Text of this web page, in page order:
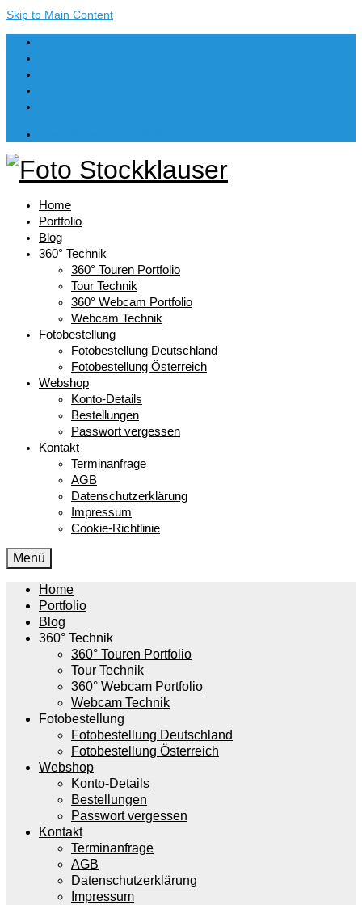
Skip to Main Content
Home
Portfolio
Blog
360° Technik
360° Touren Portfolio
Tour Technik
360° Webcam Portfolio
Webcam Technik
Fotobestellung
Fotobestellung Deutschland
Fotobestellung Österreich
Webshop
Konto-Details
Bestellungen
Passwort vergessen
Kontakt
Terminanfrage
AGB
Datenschutzerklärung
Impressum
Cookie-Richtlinie
Menü
Home
Portfolio
Blog
360° Technik
360° Touren Portfolio
Tour Technik
360° Webcam Portfolio
Webcam Technik
Fotobestellung
Fotobestellung Deutschland
Fotobestellung Österreich
Webshop
Konto-Details
Bestellungen
Passwort vergessen
Kontakt
Terminanfrage
AGB
Datenschutzerklärung
Impressum